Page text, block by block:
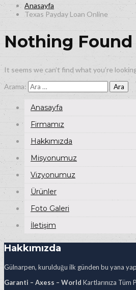
Anasayfa
Texas Payday Loan Online
Nothing Found
It seems we can’t find what you’re
Arama:
Anasayfa
Firmamız
Hakkımızda
Misyonumuz
Vizyonumuz
Ürünler
Foto Galeri
İletişim
Hakkımızda
Gülnarpen, kurulduğu ilk günden bu yana
Garanti – Axess – World Kartlarınıza Tüm